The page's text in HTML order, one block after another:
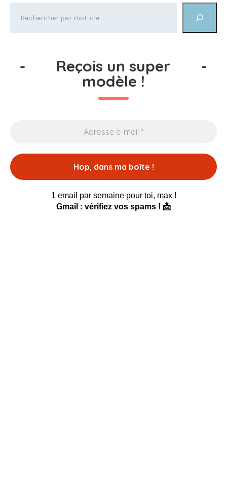
- Reçois un super
modèle !
-
1 email par semaine pour toi, max !
Gmail : vérifiez vos spams ! 📩